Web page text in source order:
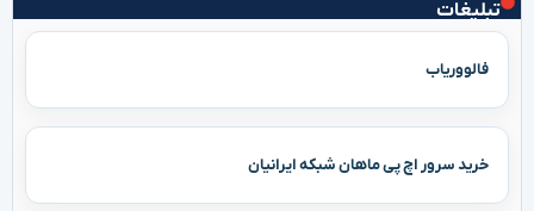
تبلیغات
فالووریاب
خرید سرور اچ پی ماهان شبکه ایرانیان